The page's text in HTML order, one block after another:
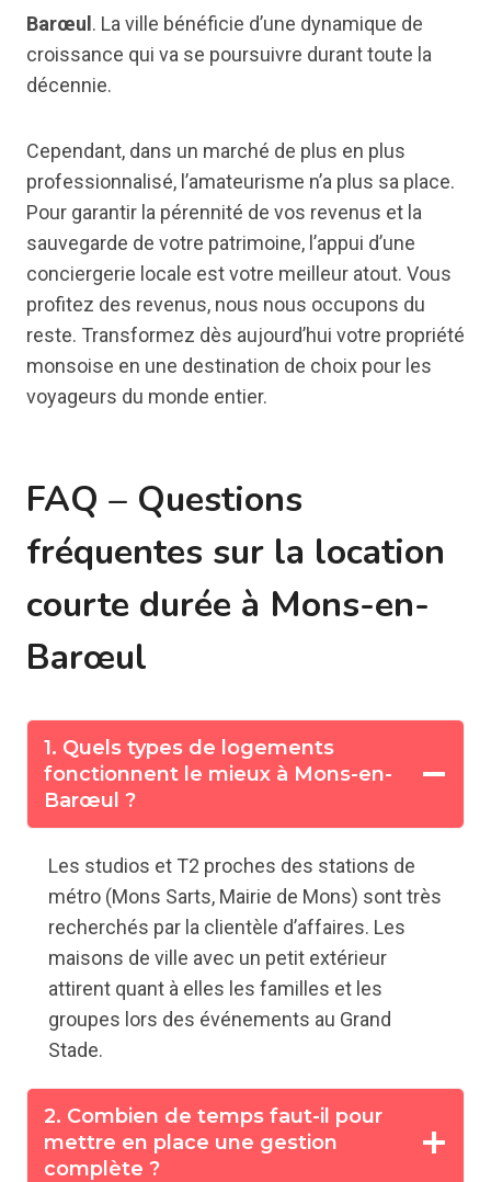
Barœul. La ville bénéficie d’une dynamique de
croissance qui va se poursuivre durant toute la
décennie.
Cependant, dans un marché de plus en plus
professionnalisé, l’amateurisme n’a plus sa place.
Pour garantir la pérennité de vos revenus et la
sauvegarde de votre patrimoine, l’appui d’une
conciergerie locale est votre meilleur atout. Vous
profitez des revenus, nous nous occupons du
reste. Transformez dès aujourd’hui votre propriété
monsoise en une destination de choix pour les
voyageurs du monde entier.
FAQ – Questions
fréquentes sur la location
courte durée à Mons-en-
Barœul
1. Quels types de logements
fonctionnent le mieux à Mons-en-
Barœul ?
Les studios et T2 proches des stations de
métro (Mons Sarts, Mairie de Mons) sont très
recherchés par la clientèle d’affaires. Les
maisons de ville avec un petit extérieur
attirent quant à elles les familles et les
groupes lors des événements au Grand
Stade.
2. Combien de temps faut-il pour
mettre en place une gestion
complète ?